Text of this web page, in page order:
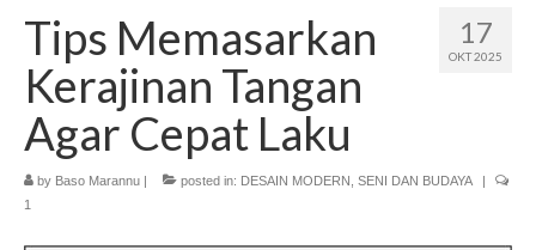
SENI DAN BUDAYA
TRADISI
17
OKT 2025
Tips Memasarkan
Kerajinan Tangan
Agar Cepat Laku
by Baso Marannu | posted in: DESAIN MODERN SENI DAN BUDAYA
|
1